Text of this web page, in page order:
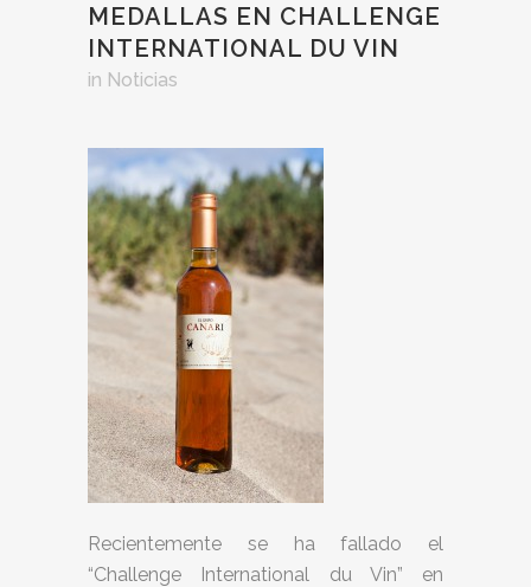
MEDALLAS EN CHALLENGE
INTERNATIONAL DU VIN
in Noticias
Recientemente se ha fallado el
“Challenge International du Vin” en